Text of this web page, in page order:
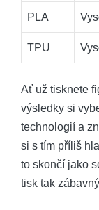
PLA
TPU
Ať už tisknete
výsledky si
technologií a
si s tím příliš
to skončí jako
tisk tak